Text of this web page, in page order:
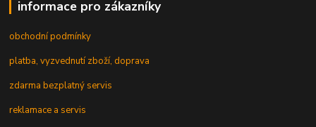
informace pro zákazníky
obchodní podmínky
platba, vyzvednutí zboží, doprava
zdarma bezplatný servis
reklamace a servis